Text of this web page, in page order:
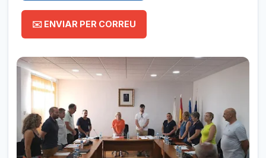
✉️ ENVIAR PER CORREU